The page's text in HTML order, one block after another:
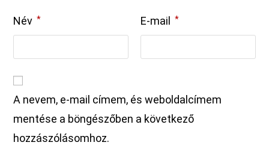
Név * E-mail *
A nevem, e-mail címem, és weboldalcímem
mentése a böngészőben a következő
hozzászólásomhoz.